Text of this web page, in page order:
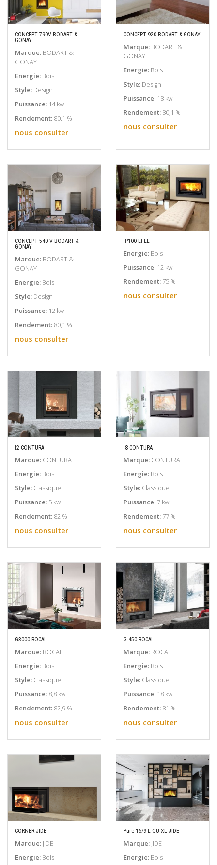
CONCEPT 790V BODART &
GONAY
Marque: BODART &
GONAY
Energie: Bois
Style: Design
Puissance: 14 kw
Rendement: 80,1 %
nous consulter
EN SAVOIR PLUS
CONCEPT 920 BODART & GONAY
Marque: BODART &
GONAY
Energie: Bois
Style: Design
Puissance: 18 kw
Rendement: 80,1 %
nous consulter
CONCEPT 540 V BODART &
GONAY
Marque: BODART &
GONAY
Energie: Bois
Style: Design
Puissance: 12 kw
Rendement: 80,1 %
nous consulter
EN SAVOIR PLUS
IP100 EFEL
Energie: Bois
Puissance: 12 kw
Rendement: 75 %
nous consulter
EN SAVOIR PLUS
I2 CONTURA
Marque: CONTURA
Energie: Bois
Style: Classique
Puissance: 5 kw
Rendement: 82 %
nous consulter
EN SAVOIR PLUS
I8 CONTURA
Marque: CONTURA
Energie: Bois
Style: Classique
Puissance: 7 kw
Rendement: 77 %
nous consulter
EN SAVOIR PLUS
G3000 ROCAL
Marque: ROCAL
Energie: Bois
Style: Classique
Puissance: 8,8 kw
Rendement: 82,9 %
nous consulter
EN SAVOIR PLUS
G 450 ROCAL
Marque: ROCAL
Energie: Bois
Style: Classique
Puissance: 18 kw
Rendement: 81 %
nous consulter
EN SAVOIR PLUS
CORNER JIDE
Marque: JIDE
Energie: Bois
EN SAVOIR PLUS
Pure 16/9 L OU XL JIDE
Marque: JIDE
Energie: Bois